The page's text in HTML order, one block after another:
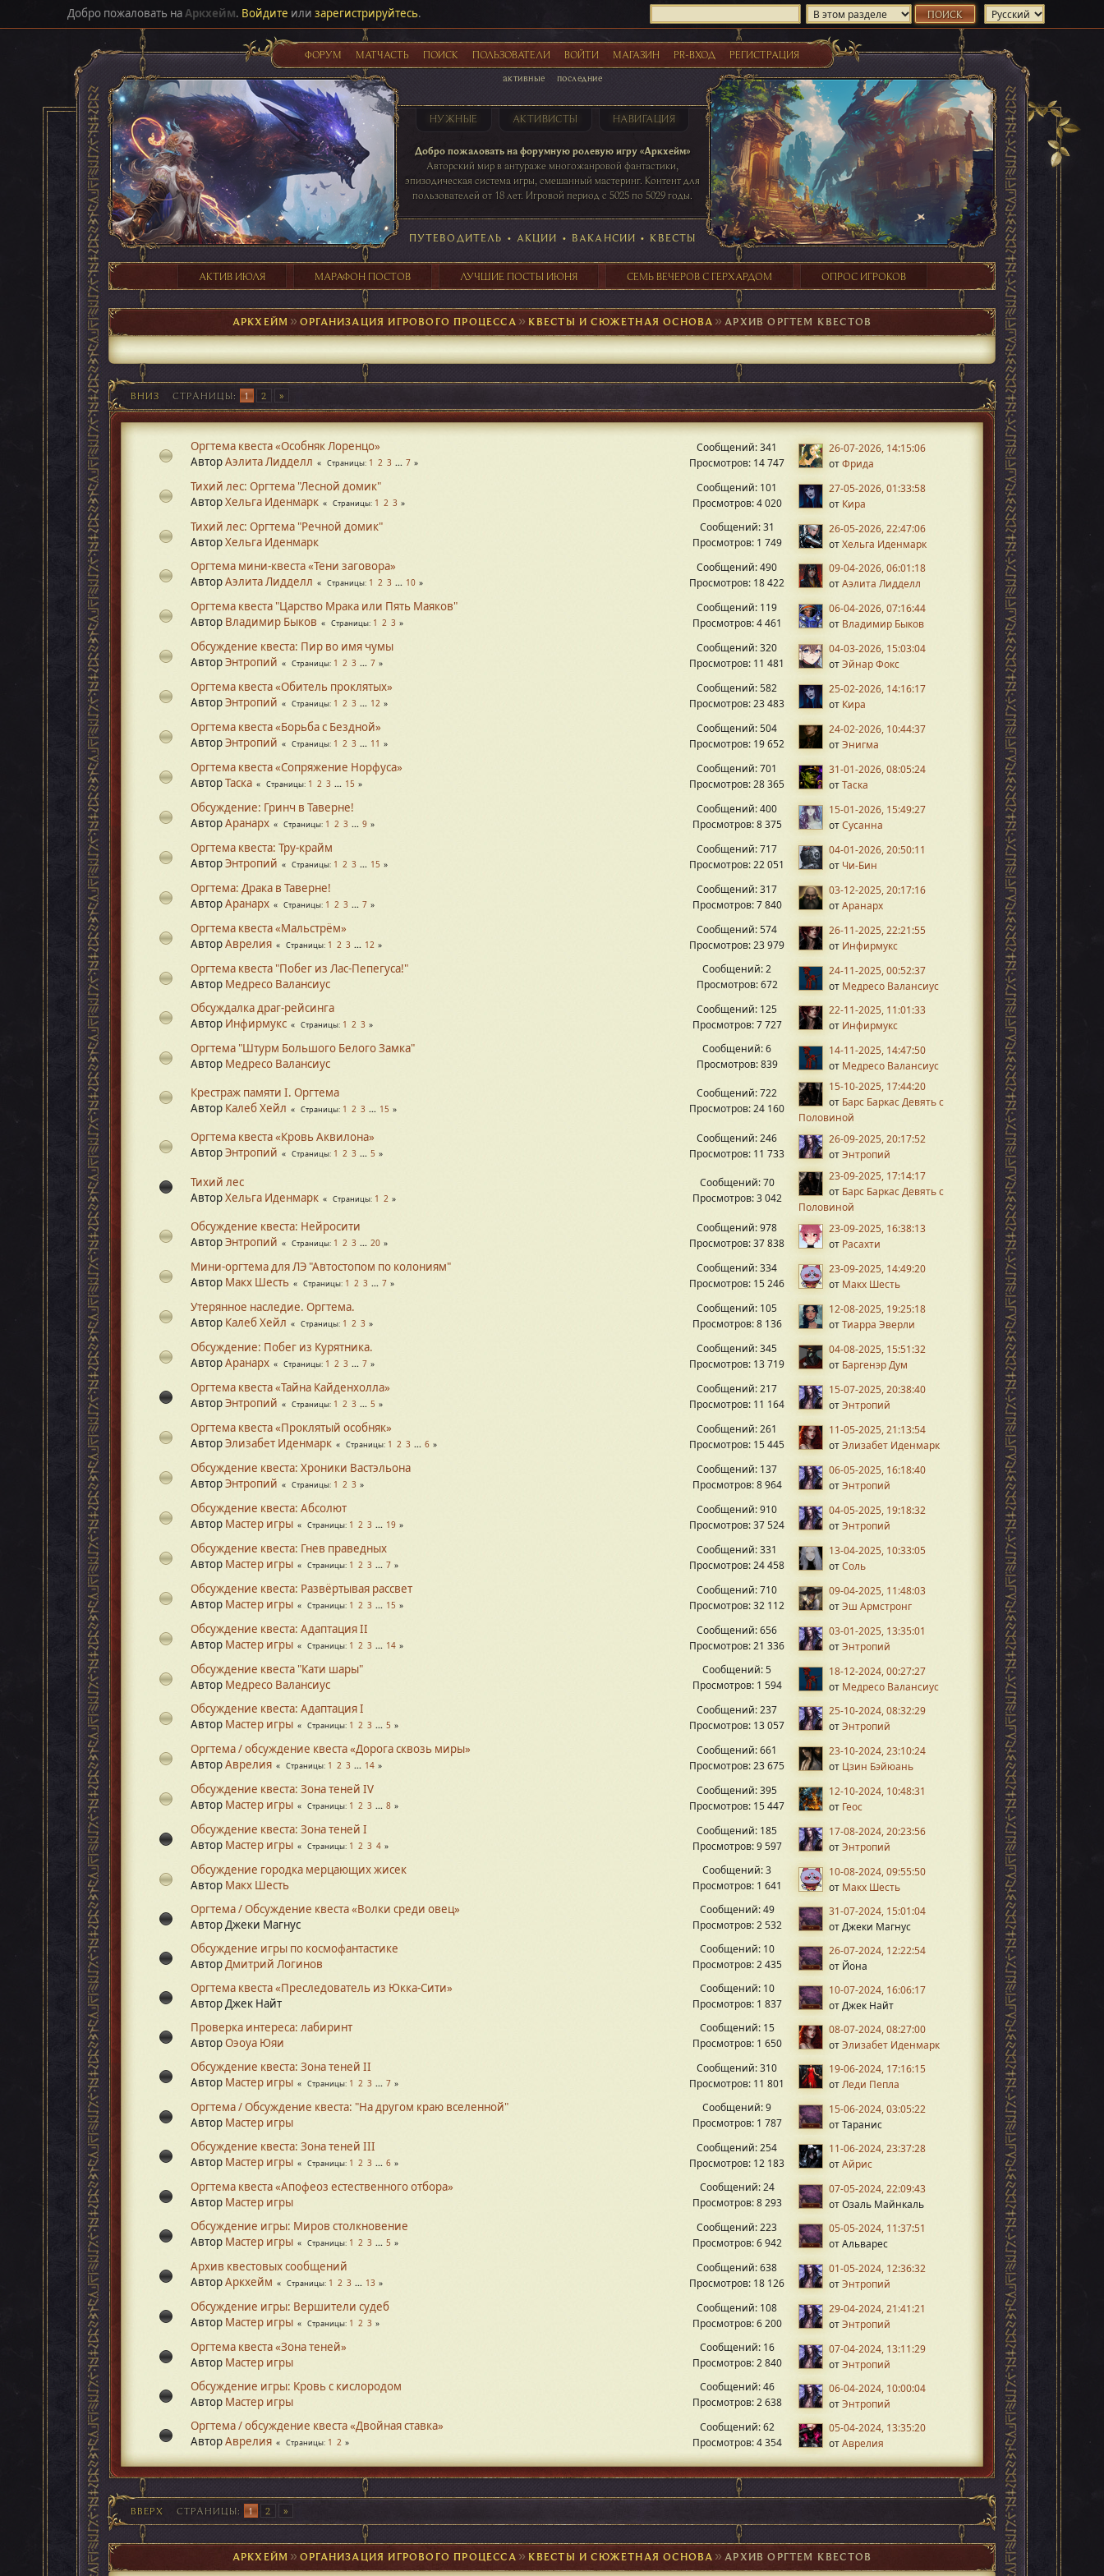
Добро пожаловать наАркхейм. Войдите или зарегистрируйтесь.
ФОРУМ МАТЧАСТЬ ПОИСК ПОЛЬЗОВАТЕЛИ ВОЙТИ МАГАЗИН PR-ВХОД РЕГИСТРАЦИЯ
активные последние
НУЖНЫЕ АКТИВИСТЫ НАВИГАЦИЯ
Добро пожаловать на форумную ролевую игру «Аркхейм»
Авторский мир в антураже многожанровой фантастики,
эпизодическая система игры, смешанный мастеринг. Контент для
пользователей от 18 лет. Игровой период с 5025 по 5029 годы.
таблице игровой активности
41 ПОСТОВ 31 ПОСТОВ 29 ПОСТОВ 24 ПОСТОВ
ПУТЕВОДИТЕЛЬ • АКЦИИ • ВАКАНСИИ • КВЕСТЫ
АКТИВ ИЮЛЯ МАРАФОН ПОСТОВ ЛУЧШИЕ ПОСТЫ ИЮНЯ СЕМЬ ВЕЧЕРОВ С ГЕРХАРДОМ ОПРОС ИГРОКОВ
АРКХЕЙМ ►ОРГАНИЗАЦИЯ ИГРОВОГО ПРОЦЕССА ►КВЕСТЫ И СЮЖЕТНАЯ ОСНОВА ►АРХИВ ОРГТЕМ КВЕСТОВ
ВНИЗ СТРАНИЦЫ 1 2
Оргтема квеста «Особняк Лоренцо»
АвторАэлита Лидделл Страницы 1 2 3 ... 7
Сообщений: 341
Просмотров: 14 747
26-07-2026, 14:15:06
отФрида
Тихий лес: Оргтема "Лесной домик"
АвторХельга Иденмарк Страницы 1 2 3
Сообщений: 101
Просмотров: 4 020
27-05-2026, 01:33:58
от Кира
Тихий лес: Оргтема "Речной домик"
АвторХельга Иденмарк
Сообщений: 31
Просмотров: 1 749
26-05-2026, 22:47:06
отХельга Иденмарк
Оргтема мини-квеста «Тени заговора»
АвторАэлита Лидделл Страницы 1 2 3 ... 10
Сообщений: 490
Просмотров: 18 422
09-04-2026, 06:01:18
отАэлита Лидделл
Оргтема квеста "Царство Мрака или Пять Маяков"
Автор Владимир Быков Страницы 1 2 3
Сообщений: 119
Просмотров: 4 461
06-04-2026, 07:16:44
от Владимир Быков
Обсуждение квеста: Пир во имя чумы
АвторЭнтропий Страницы 1 2 3 ... 7
Сообщений: 320
Просмотров: 11 481
04-03-2026, 15:03:04
отЭйнар Фокс
Оргтема квеста «Обитель проклятых»
АвторЭнтропий Страницы 1 2 3 ... 12
Сообщений: 582
Просмотров: 23 483
25-02-2026, 14:16:17
от Кира
Оргтема квеста «Борьба с Бездной»
АвторЭнтропий Страницы 1 2 3 ... 11
Сообщений: 504
Просмотров: 19 652
24-02-2026, 10:44:37
отЭнигма
Оргтема квеста «Сопряжение Норфуса»
АвторТаска Страницы 1 2 3 ... 15
Сообщений: 701
Просмотров: 28 365
31-01-2026, 08:05:24
отТаска
Обсуждение: Гринч в Таверне!
АвторАранарх Страницы 1 2 3 ... 9
Сообщений: 400
Просмотров: 8 375
15-01-2026, 15:49:27
отСусанна
Оргтема квеста: Тру-крайм
АвторЭнтропий Страницы 1 2 3 ... 15
Сообщений: 717
Просмотров: 22 051
04-01-2026, 20:50:11
от Чи-Бин
Оргтема: Драка в Таверне!
АвторАранарх Страницы 1 2 3 ... 7
Сообщений: 317
Просмотров: 7 840
03-12-2025, 20:17:16
отАранарх
Оргтема квеста «Мальстрём»
АвторАврелия Страницы 1 2 3 ... 12
Сообщений: 574
Просмотров: 23 979
26-11-2025, 22:21:55
от Инфирмукс
Оргтема квеста "Побег из Лас-Пепегуса!"
Автор Медресо Валансиус
Сообщений: 2
Просмотров: 672
24-11-2025, 00:52:37
от Медресо Валансиус
Обсуждалка драг-рейсинга
Автор Инфирмукс Страницы 1 2 3
Сообщений: 125
Просмотров: 7 727
22-11-2025, 11:01:33
от Инфирмукс
Оргтема "Штурм Большого Белого Замка"
Автор Медресо Валансиус
Сообщений: 6
Просмотров: 839
14-11-2025, 14:47:50
от Медресо Валансиус
Крестраж памяти I. Оргтема
Автор Калеб Хейл Страницы 1 2 3 ... 15
Сообщений: 722
Просмотров: 24 160
15-10-2025, 17:44:20
от Барс Баркас Девять с
Половиной
Оргтема квеста «Кровь Аквилона»
АвторЭнтропий Страницы 1 2 3 ... 5
Сообщений: 246
Просмотров: 11 733
26-09-2025, 20:17:52
отЭнтропий
Тихий лес
АвторХельга Иденмарк Страницы 1 2
Сообщений: 70
Просмотров: 3 042
23-09-2025, 17:14:17
от Барс Баркас Девять с
Половиной
Обсуждение квеста: Нейросити
АвторЭнтропий Страницы 1 2 3 ... 20
Сообщений: 978
Просмотров: 37 838
23-09-2025, 16:38:13
от Расахти
Мини-оргтема для ЛЭ "Автостопом по колониям"
Автор Макх Шесть Страницы 1 2 3 ... 7
Сообщений: 334
Просмотров: 15 246
23-09-2025, 14:49:20
от Макх Шесть
Утерянное наследие. Оргтема.
Автор Калеб Хейл Страницы 1 2 3
Сообщений: 105
Просмотров: 8 136
12-08-2025, 19:25:18
отТиарра Эверли
Обсуждение: Побег из Курятника.
АвторАранарх Страницы 1 2 3 ... 7
Сообщений: 345
Просмотров: 13 719
04-08-2025, 15:51:32
от Баргенэр Дум
Оргтема квеста «Тайна Кайденхолла»
АвторЭнтропий Страницы 1 2 3 ... 5
Сообщений: 217
Просмотров: 11 164
15-07-2025, 20:38:40
отЭнтропий
Оргтема квеста «Проклятый особняк»
АвторЭлизабет Иденмарк Страницы 1 2 3 ... 6
Сообщений: 261
Просмотров: 15 445
11-05-2025, 21:13:54
отЭлизабет Иденмарк
Обсуждение квеста: Хроники Вастэльона
АвторЭнтропий Страницы 1 2 3
Сообщений: 137
Просмотров: 8 964
06-05-2025, 16:18:40
отЭнтропий
Обсуждение квеста: Абсолют
Автор Мастер игры Страницы 1 2 3 ... 19
Сообщений: 910
Просмотров: 37 524
04-05-2025, 19:18:32
отЭнтропий
Обсуждение квеста: Гнев праведных
Автор Мастер игры Страницы 1 2 3 ... 7
Сообщений: 331
Просмотров: 24 458
13-04-2025, 10:33:05
отСоль
Обсуждение квеста: Развёртывая рассвет
Автор Мастер игры Страницы 1 2 3 ... 15
Сообщений: 710
Просмотров: 32 112
09-04-2025, 11:48:03
отЭш Армстронг
Обсуждение квеста: Адаптация II
Автор Мастер игры Страницы 1 2 3 ... 14
Сообщений: 656
Просмотров: 21 336
03-01-2025, 13:35:01
отЭнтропий
Обсуждение квеста "Кати шары"
Автор Медресо Валансиус
Сообщений: 5
Просмотров: 1 594
18-12-2024, 00:27:27
от Медресо Валансиус
Обсуждение квеста: Адаптация I
Автор Мастер игры Страницы 1 2 3 ... 5
Сообщений: 237
Просмотров: 13 057
25-10-2024, 08:32:29
отЭнтропий
Оргтема / обсуждение квеста «Дорога сквозь миры»
АвторАврелия Страницы 1 2 3 ... 14
Сообщений: 661
Просмотров: 23 675
23-10-2024, 23:10:24
от Цзин Бэйюань
Обсуждение квеста: Зона теней IV
Автор Мастер игры Страницы 1 2 3 ... 8
Сообщений: 395
Просмотров: 15 447
12-10-2024, 10:48:31
от Геос
Обсуждение квеста: Зона теней I
Автор Мастер игры Страницы 1 2 3 4
Сообщений: 185
Просмотров: 9 597
17-08-2024, 20:23:56
отЭнтропий
Обсуждение городка мерцающих жисек
Автор Макх Шесть
Сообщений: 3
Просмотров: 1 641
10-08-2024, 09:55:50
от Макх Шесть
Оргтема / Обсуждение квеста «Волки среди овец»
Автор Джеки Магнус
Сообщений: 49
Просмотров: 2 532
31-07-2024, 15:01:04
от Джеки Магнус
Обсуждение игры по космофантастике
АвторДмитрий Логинов
Сообщений: 10
Просмотров: 2 435
26-07-2024, 12:22:54
от Йона
Оргтема квеста «Преследователь из Юкка-Сити»
Автор Джек Найт
Сообщений: 10
Просмотров: 1 837
10-07-2024, 16:06:17
от Джек Найт
Проверка интереса: лабиринт
АвторОэоуа Юяи
Сообщений: 15
Просмотров: 1 650
08-07-2024, 08:27:00
отЭлизабет Иденмарк
Обсуждение квеста: Зона теней II
Автор Мастер игры Страницы 1 2 3 ... 7
Сообщений: 310
Просмотров: 11 801
19-06-2024, 17:16:15
отЛеди Пепла
Оргтема / Обсуждение квеста: "На другом краю вселенной"
Автор Мастер игры
Сообщений: 9
Просмотров: 1 787
15-06-2024, 03:05:22
от Таранис
Обсуждение квеста: Зона теней III
Автор Мастер игры Страницы 1 2 3 ... 6
Сообщений: 254
Просмотров: 12 183
11-06-2024, 23:37:28
отАйрис
Оргтема квеста «Апофеоз естественного отбора»
Автор Мастер игры
Сообщений: 24
Просмотров: 8 293
07-05-2024, 22:09:43
от Озаль Майнкаль
Обсуждение игры: Миров столкновение
Автор Мастер игры Страницы 1 2 3 ... 5
Сообщений: 223
Просмотров: 6 942
05-05-2024, 11:37:51
от Альварес
Архив квестовых сообщений
АвторАркхейм Страницы 1 2 3 ... 13
Сообщений: 638
Просмотров: 18 126
01-05-2024, 12:36:32
отЭнтропий
Обсуждение игры: Вершители судеб
Автор Мастер игры Страницы 1 2 3
Сообщений: 108
Просмотров: 6 200
29-04-2024, 21:41:21
отЭнтропий
Оргтема квеста «Зона теней»
Автор Мастер игры
Сообщений: 16
Просмотров: 2 840
07-04-2024, 13:11:29
отЭнтропий
Обсуждение игры: Кровь с кислородом
Автор Мастер игры
Сообщений: 46
Просмотров: 2 638
06-04-2024, 10:00:04
отЭнтропий
Оргтема / обсуждение квеста «Двойная ставка»
АвторАврелия Страницы 1 2
Сообщений: 62
Просмотров: 4 354
05-04-2024, 13:35:20
отАврелия
ВВЕРХ СТРАНИЦЫ 1 2
АРКХЕЙМ ►ОРГАНИЗАЦИЯ ИГРОВОГО ПРОЦЕССА ►КВЕСТЫ И СЮЖЕТНАЯ ОСНОВА ►АРХИВ ОРГТЕМ КВЕСТОВ